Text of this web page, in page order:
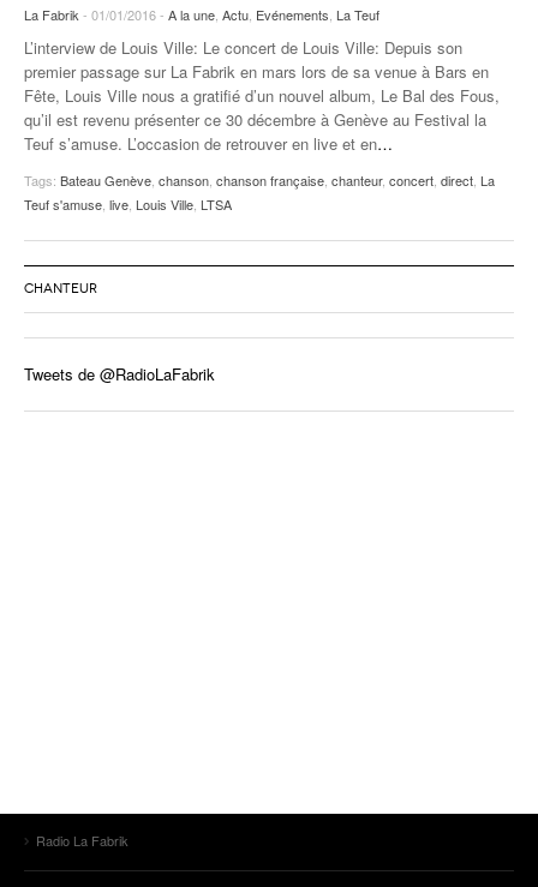
La Fabrik - 01/01/2016 - A la une Actu Evénements La Teuf
L’interview de Louis Ville: Le concert de Louis Ville: Depuis son
premier passage sur La Fabrik en mars lors de sa venue à Bars en
Fête, Louis Ville nous a gratifié d’un nouvel album, Le Bal des Fous,
qu’il est revenu présenter ce 30 décembre à Genève au Festival la
Teuf s’amuse. L’occasion de retrouver en live et en…
Tags: Bateau Genève chanson chanson française chanteur, concert direct La
Teuf s'amuse live Louis Ville LTSA
CHANTEUR
Tweets de @RadioLaFabrik
Radio La Fabrik